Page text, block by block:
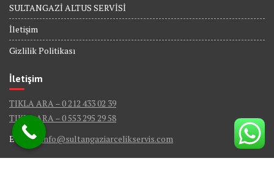
SULTANGAZİ ALTUS SERVİSİ
İletişim
Gizlilik Politikası
İletişim
TIKLA ARA – 0 212 433 02 39
TIKLA ARA – 0 553 295 29 58
E-Mail : info@sultangaziarcelikservis.com